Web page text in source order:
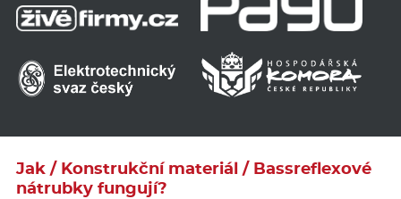
Jak / Konstrukční materiál / Bassreflexové
nátrubky fungují?